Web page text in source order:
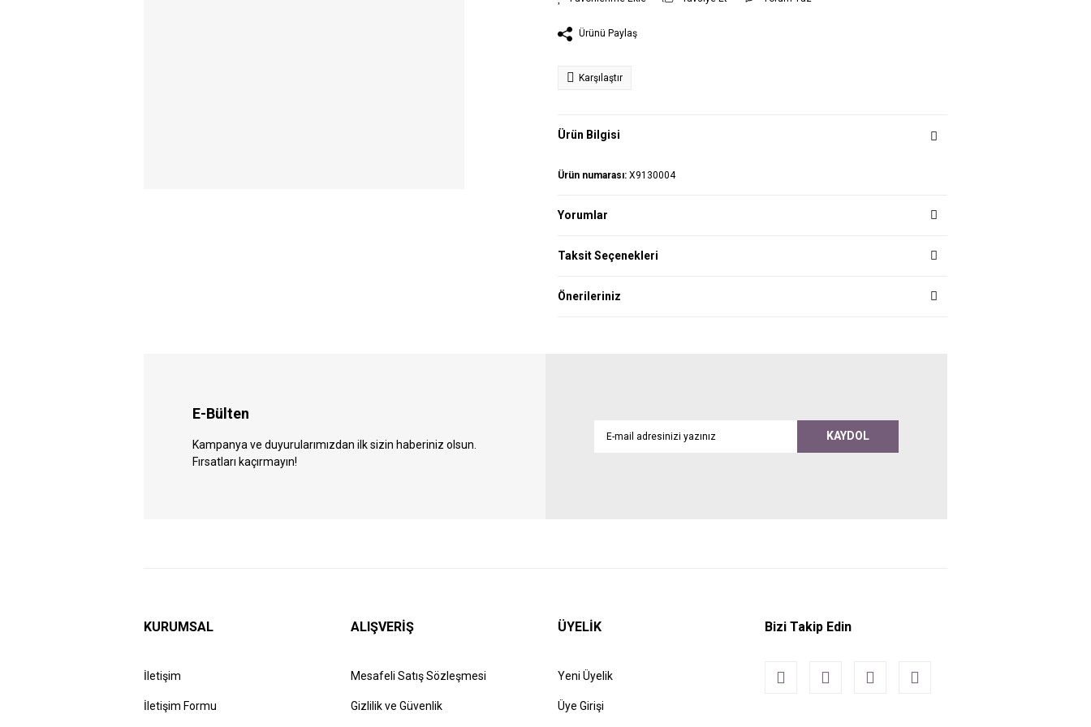
Ürünü Paylaş
Karşılaştır
Ürün Bilgisi
Ürün numarası: X9130004
Yorumlar
Taksit Seçenekleri
Önerileriniz
E-Bülten
Kampanya ve duyurularımızdan ilk sizin haberiniz olsun.
Fırsatları kaçırmayın!
KAYDOL
KURUMSAL
İletişim
İletişim Formu
ALIŞVERİŞ
Mesafeli Satış Sözleşmesi
Gizlilik ve Güvenlik
ÜYELİK
Yeni Üyelik
Üye Girişi
Bizi Takip Edin